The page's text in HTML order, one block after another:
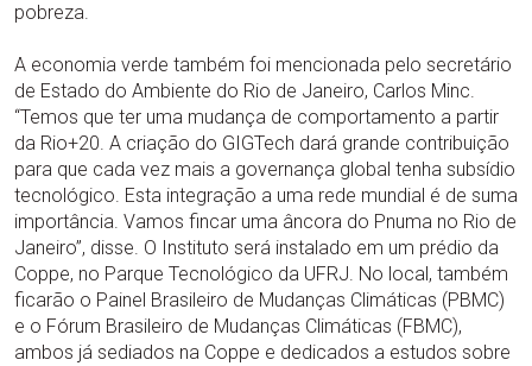
pobreza.
A economia verde também foi mencionada pelo secretário
de Estado do Ambiente do Rio de Janeiro, Carlos Minc.
“Temos que ter uma mudança de comportamento a partir
da Rio+20. A criação do GIGTech dará grande contribuição
para que cada vez mais a governança global tenha subsídio
tecnológico. Esta integração a uma rede mundial é de suma
importância. Vamos fincar uma âncora do Pnuma no Rio de
Janeiro”, disse. O Instituto será instalado em um prédio da
Coppe, no Parque Tecnológico da UFRJ. No local, também
ficarão o Painel Brasileiro de Mudanças Climáticas (PBMC)
e o Fórum Brasileiro de Mudanças Climáticas (FBMC),
ambos já sediados na Coppe e dedicados a estudos sobre